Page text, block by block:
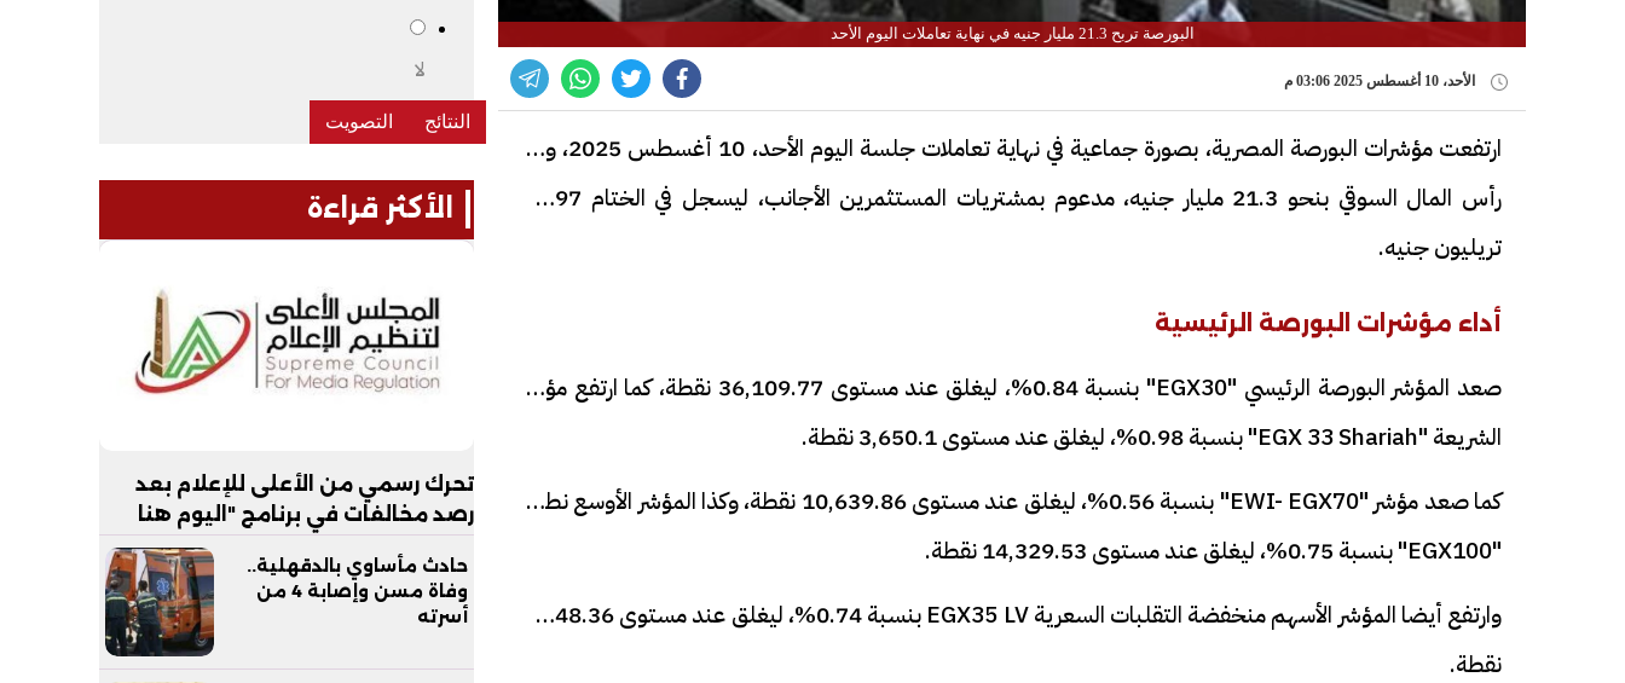
البورصة تربح 21.3 مليار جنيه في نهاية تعاملات اليوم الأحد
الأحد، 10 أغسطس 2025 03:06 م
ارتفعت مؤشرات البورصة المصرية، بصورة جماعية في نهاية تعاملات جلسة اليوم الأحد، 10 أغسطس 2025، وزاد
رأس المال السوقي بنحو 21.3 مليار جنيه، مدعوم بمشتريات المستثمرين الأجانب، ليسجل في الختام 2,497
تريليون جنيه.
أداء مؤشرات البورصة الرئيسية
صعد المؤشر البورصة الرئيسي "EGX30" بنسبة 0.84%، ليغلق عند مستوى 36,109.77 نقطة، كما ارتفع مؤشر
الشريعة "EGX 33 Shariah" بنسبة 0.98%، ليغلق عند مستوى 3,650.1 نقطة.
كما صعد مؤشر "EWI- EGX70" بنسبة 0.56%، ليغلق عند مستوى 10,639.86 نقطة، وكذا المؤشر الأوسع نطاقًا
"EGX100" بنسبة 0.75%، ليغلق عند مستوى 14,329.53 نقطة.
وارتفع أيضا المؤشر الأسهم منخفضة التقلبات السعرية EGX35 LV بنسبة 0.74%، ليغلق عند مستوى 3,848.36
نقطة.
لا
الأكثر قراءة
تحرك رسمي من الأعلى للإعلام بعد
رصد مخالفات في برنامج "اليوم هنا
حادث مأساوي بالدقهلية..
وفاة مسن وإصابة 4 من
أسرته